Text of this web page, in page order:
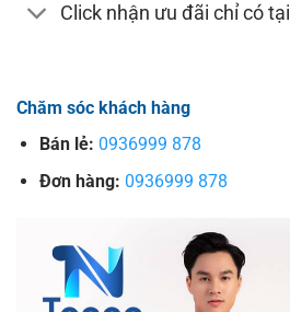
Click nhận ưu đãi chỉ có
Chăm sóc khách hàng
Bán lẻ: 0936999 878
Đơn hàng: 0936999 878